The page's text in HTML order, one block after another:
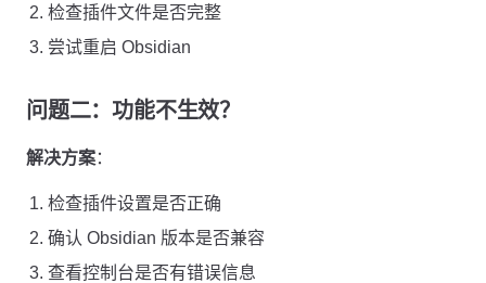
检查插件文件是否完整
尝试重启 Obsidian
问题二：功能不生效？
解决方案：
检查插件设置是否正确
确认 Obsidian 版本是否兼容
查看控制台是否有错误信息